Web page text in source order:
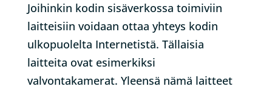
Joihinkin kodin sisäverkossa toimiviin
laitteisiin voidaan ottaa yhteys kodin
ulkopuolelta Internetistä. Tällaisia
laitteita ovat esimerkiksi
valvontakamerat. Yleensä nämä laitteet